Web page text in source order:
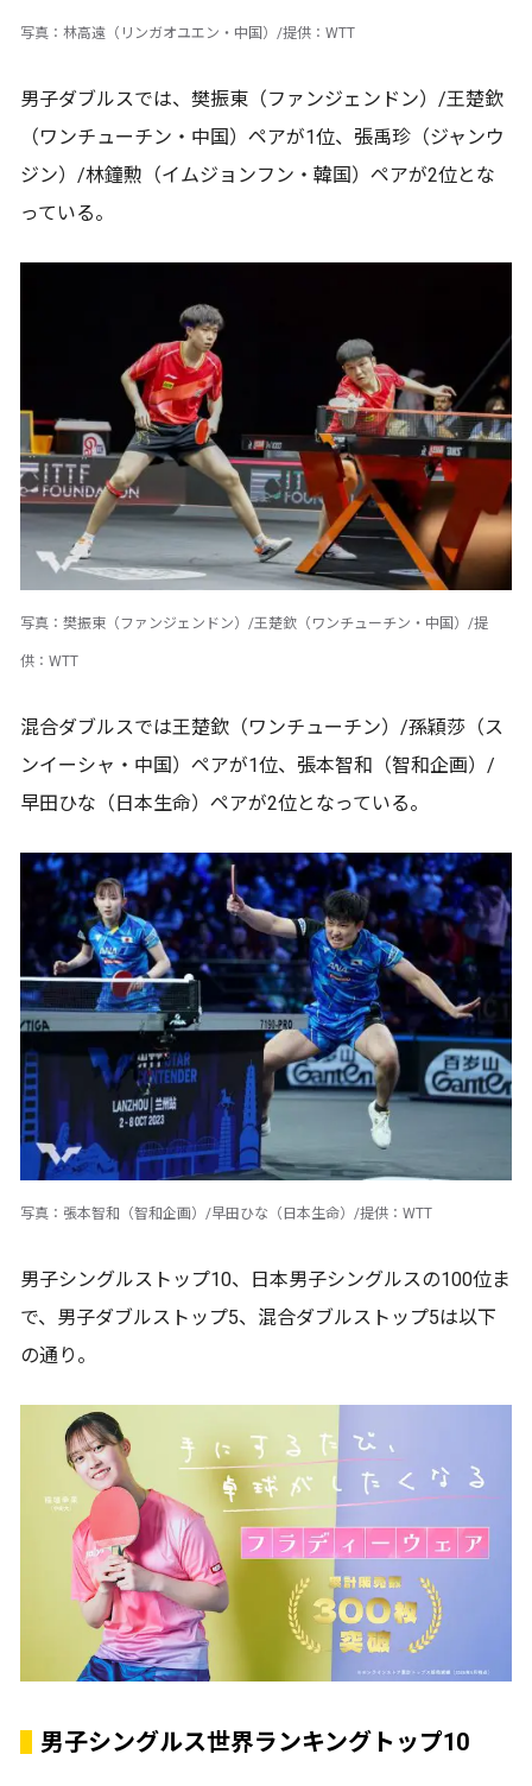
写真：林高遠（リンガオユエン・中国）/提供：WTT
男子ダブルスでは、樊振東（ファンジェンドン）/王楚欽
（ワンチューチン・中国）ペアが1位、張禹珍（ジャンウ
ジン）/林鐘勲（イムジョンフン・韓国）ペアが2位とな
っている。
写真：樊振東（ファンジェンドン）/王楚欽（ワンチューチン・中国）/提
供：WTT
混合ダブルスでは王楚欽（ワンチューチン）/孫穎莎（ス
ンイーシャ・中国）ペアが1位、張本智和（智和企画）/
早田ひな（日本生命）ペアが2位となっている。
写真：張本智和（智和企画）/早田ひな（日本生命）/提供：WTT
男子シングルストップ10、日本男子シングルスの100位ま
で、男子ダブルストップ5、混合ダブルストップ5は以下
の通り。
男子シングルス世界ランキングトップ10